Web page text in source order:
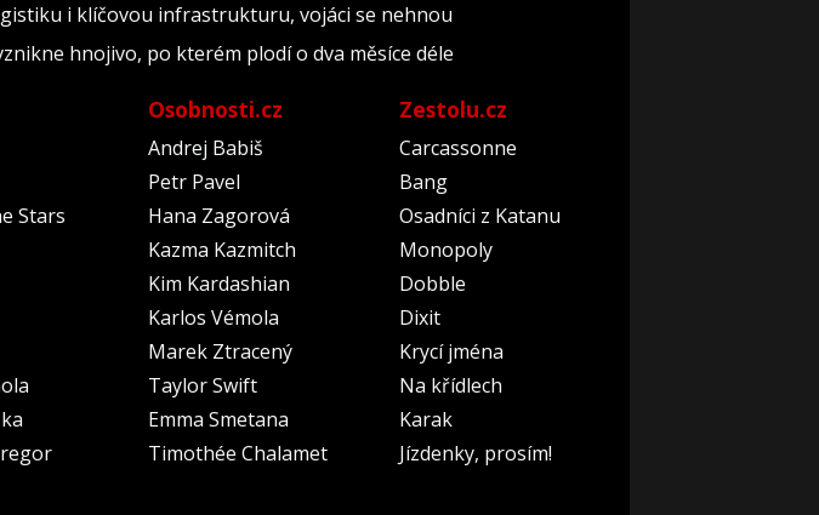
i klíčovou infrastrukturu, vojáci se nehnou
hnojivo, po kterém plodí o dva měsíce déle
Stars
Osobnosti.cz
Andrej Babiš
Petr Pavel
Hana Zagorová
Kazma Kazmitch
Kim Kardashian
Karlos Vémola
Marek Ztracený
Taylor Swift
Emma Smetana
Timothée Chalamet
Zestolu.cz
Carcassonne
Bang
Osadníci z Katanu
Monopoly
Dobble
Dixit
Krycí jména
Na křídlech
Karak
Jízdenky, prosím!